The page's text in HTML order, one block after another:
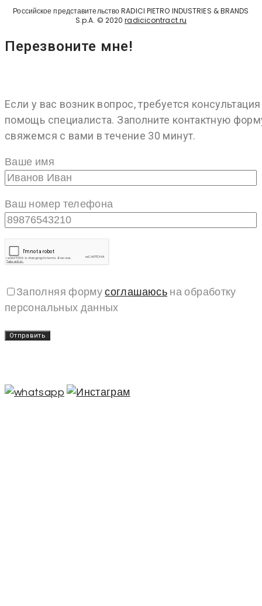
Российское представительство RADICI PIETRO INDUSTRIES & BRANDS
S.p.A. © 2020radicicontract.ru
Перезвоните мне!
Если у вас возник вопрос, требуется
помощь специалиста. Заполните контактную
свяжемся с вами в течение 30 минут.
Ваше имя
Ваш номер телефона
Заполняя формусоглашаюсь на обработку
персональных данных